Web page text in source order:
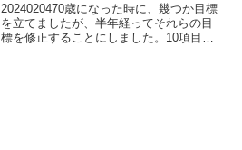
2024020470歳になった時に、幾つか目標
を立てましたが、半年経ってそれらの目
標を修正することにしました。10項目の